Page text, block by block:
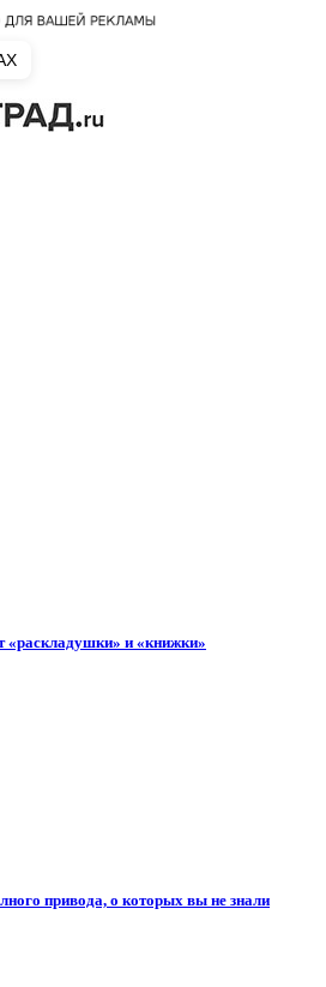
и «книжки»
привода, о которых вы не знали